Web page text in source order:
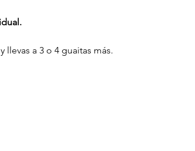
llevas a 3 o 4 guaitas más.